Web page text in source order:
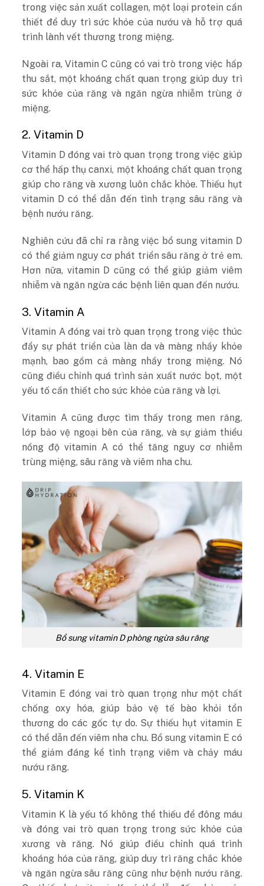
trong việc sản xuất collagen, một loại protein cần
thiết để duy trì sức khỏe của nướu và hỗ trợ quá
trình lành vết thương trong miệng.
Ngoài ra, Vitamin C cũng có vai trò trong việc hấp
thu sắt, một khoáng chất quan trọng giúp duy trì
sức khỏe của răng và ngăn ngừa nhiễm trùng ở
miệng.
2. Vitamin D
Vitamin D đóng vai trò quan trọng trong việc giúp
cơ thể hấp thụ canxi, một khoáng chất quan trọng
giúp cho răng và xương luôn chắc khỏe. Thiếu hụt
vitamin D có thể dẫn đến tình trạng sâu răng và
bệnh nướu răng.
Nghiên cứu đã chỉ ra rằng việc bổ sung vitamin D
có thể giảm nguy cơ phát triển sâu răng ở trẻ em.
Hơn nữa, vitamin D cũng có thể giúp giảm viêm
nhiễm và ngăn ngừa các bệnh liên quan đến nướu.
3. Vitamin A
Vitamin A đóng vai trò quan trọng trong việc thúc
đẩy sự phát triển của làn da và màng nhầy khỏe
mạnh, bao gồm cả màng nhầy trong miệng. Nó
cũng điều chỉnh quá trình sản xuất nước bọt, một
yếu tố cần thiết cho sức khỏe của răng và lợi.
Vitamin A cũng được tìm thấy trong men răng,
lớp bảo vệ ngoại bên của răng, và sự giảm thiểu
nồng độ vitamin A có thể tăng nguy cơ nhiễm
trùng miệng, sâu răng và viêm nha chu.
Bổ sung vitamin D phòng ngừa sâu răng
4. Vitamin E
Vitamin E đóng vai trò quan trọng như một chất
chống oxy hóa, giúp bảo vệ tế bào khỏi tổn
thương do các gốc tự do. Sự thiếu hụt vitamin E
có thể dẫn đến viêm nha chu. Bổ sung vitamin E có
thể giảm đáng kể tình trạng viêm và chảy máu
nướu răng.
5. Vitamin K
Vitamin K là yếu tố không thể thiếu để đông máu
và đóng vai trò quan trọng trong sức khỏe của
xương và răng. Nó giúp điều chỉnh quá trình
khoáng hóa của răng, giúp duy trì răng chắc khỏe
và ngăn ngừa sâu răng cũng như bệnh nướu răng.